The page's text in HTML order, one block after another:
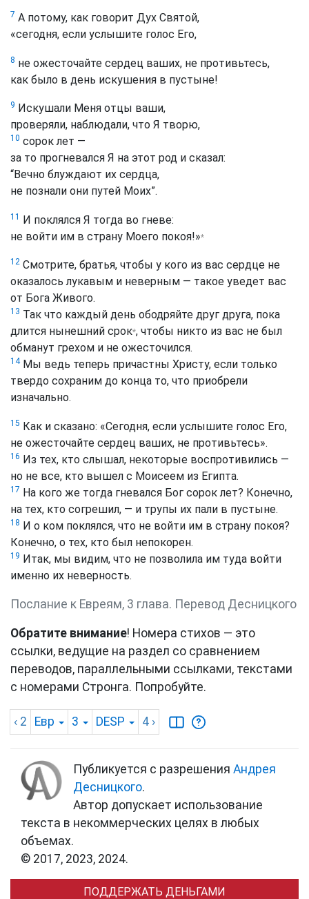
7 А потому, как говорит Дух Святой,
«сегодня, если услышите голос Его,
8 не ожесточайте сердец ваших, не противьтесь,
как было в день искушения в пустыне!
9 Искушали Меня отцы ваши,
проверяли, наблюдали, что Я творю,
10 сорок лет —
за то прогневался Я на этот род и сказал:
“Вечно блуждают их сердца,
не познали они путей Моих”.
11 И поклялся Я тогда во гневе:
не войти им в страну Моего покоя!»*
12 Смотрите, братья, чтобы у кого из вас сердце не
оказалось лукавым и неверным — такое уведет вас
от Бога Живого.
13 Так что каждый день ободряйте друг друга, пока
длится нынешний срок*, чтобы никто из вас не был
обманут грехом и не ожесточился.
14Мы ведь теперь причастны Христу, если только
твердо сохраним до конца то, что приобрели
изначально.
15 Как и сказано: «Сегодня, если услышите голос Его,
не ожесточайте сердец ваших, не противьтесь».
16 Из тех, кто слышал, некоторые воспротивились —
но не все, кто вышел с Моисеем из Египта.
17 На кого же тогда гневался Бог сорок лет? Конечно,
на тех, кто согрешил, — и трупы их пали в пустыне.
18 И о ком поклялся, что не войти им в страну покоя?
Конечно, о тех, кто был непокорен.
19 Итак, мы видим, что не позволила им туда войти
именно их неверность.
Послание к Евреям, 3 глава. Перевод Десницкого
Обратите внимание! Номера стихов — это
ссылки, ведущие на раздел со сравнением
переводов, параллельными ссылками, текстами
с номерами Стронга. Попробуйте.
‹ 2 Евр 3 DESP 4 ›
Публикуется с разрешения Андрея
Десницкого.
Автор допускает использование
текста в некоммерческих целях в любых
объемах.
© 2017, 2023, 2024.
ПОДДЕРЖАТЬ ДЕНЬГАМИ